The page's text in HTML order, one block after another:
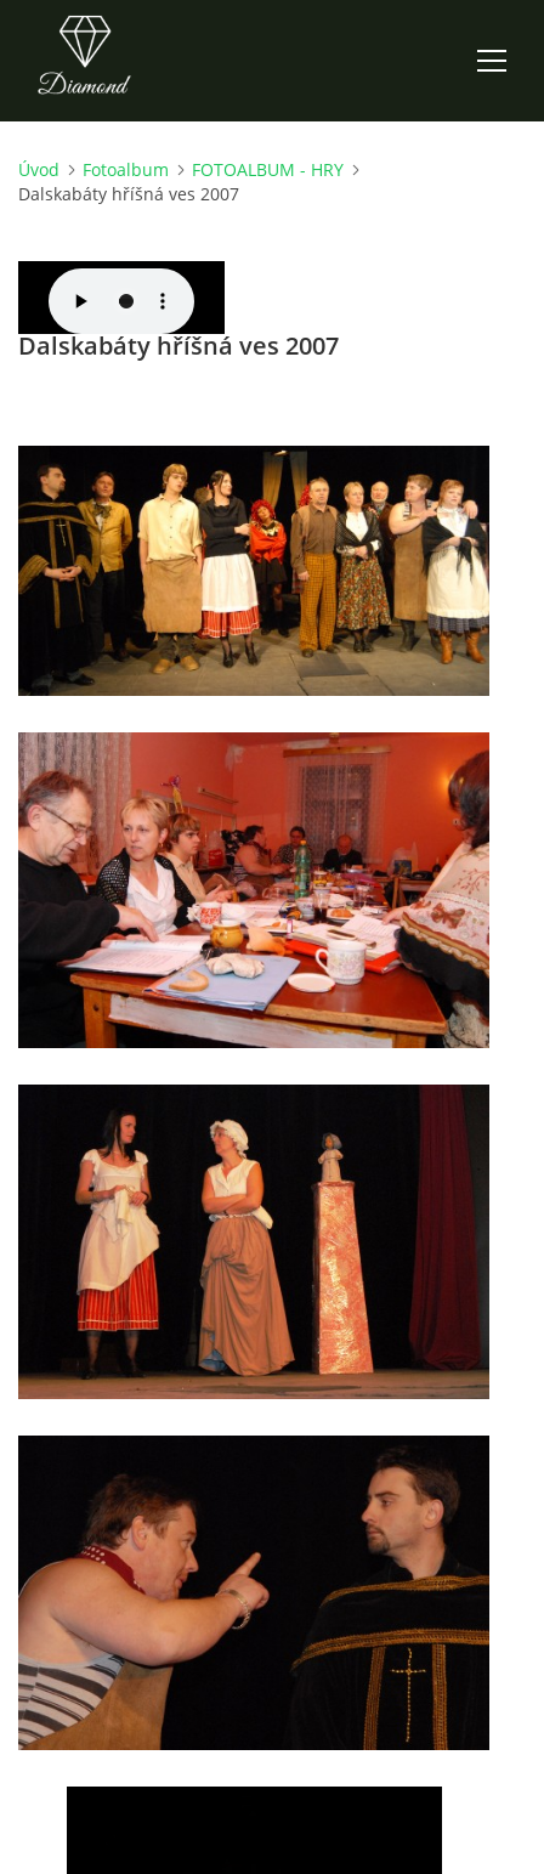
ÚVOD
O NÁS
CO NOVÉHO ZKOUŠÍME
KDY, KDE A CO HRAJEME
HRY OD ROKU 1973
VIDEOZÁZNAMY Z HER
FOTOALBUM
ČLENOVÉ - SOUČASNOST
HRY DO ROKU 1973
MÍSTO PRO VAŠE VZKAZY!!
Občanská vzdělávací jednota "Komenský" v Choceradech z.s.
Chocerady 4
257 24 Chocerady
IČ: 498 28 614
Kontaktní osoba:
Mgr. Miroslava Cinkeisová
723 967 851
Mirkaci@email.cz
© 2026 eStránky.cz RSS
Úvod Fotoalbum
FOTOALBUM - HRY
Dalskabáty hříšná ves 2007
Dalskabáty hříšná ves 2007